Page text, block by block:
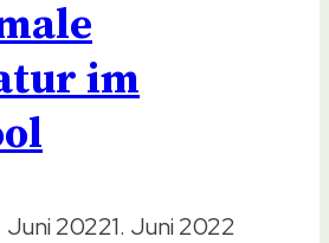
im
Juni 20221. Juni 2022